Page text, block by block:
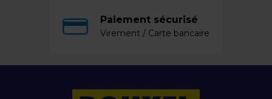
Paiement sécurisé
Virement / Carte bancaire